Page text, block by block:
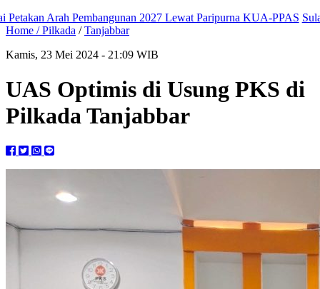
Arah Pembangunan 2027 Lewat Paripurna KUA-PPAS Sulap
Home /Pilkada /Tanjabbar
Kamis, 23 Mei 2024 - 21:09 WIB
UAS Optimis di Usung PKS di
Pilkada Tanjabbar